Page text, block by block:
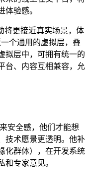
体验感。
将更接近真实场景，体
个通用的虚拟层，叠
拟层中，可拥有统一的
台、内容互相兼容，允
安全感，他们才能想
技术愿景更透明。他补
化群体），在开发系统
专家意见。